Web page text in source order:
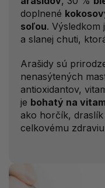
doplnené
soľou. Výsledkom
a slanej chuti,
Arašidy sú
nenasýtených
antioxidantov,
je bohatý na
ako horčík,
celkovému